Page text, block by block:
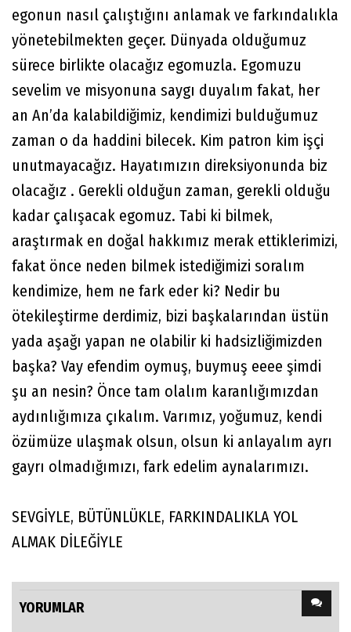
egonun nasıl çalıştığını anlamak ve farkındalıkla
yönetebilmekten geçer. Dünyada olduğumuz
sürece birlikte olacağız egomuzla. Egomuzu
sevelim ve misyonuna saygı duyalım fakat, her
an An’da kalabildiğimiz, kendimizi bulduğumuz
zaman o da haddini bilecek. Kim patron kim işçi
unutmayacağız. Hayatımızın direksiyonunda biz
olacağız . Gerekli olduğun zaman, gerekli olduğu
kadar çalışacak egomuz. Tabi ki bilmek,
araştırmak en doğal hakkımız merak ettiklerimizi,
fakat önce neden bilmek istediğimizi soralım
kendimize, hem ne fark eder ki? Nedir bu
ötekileştirme derdimiz, bizi başkalarından üstün
yada aşağı yapan ne olabilir ki hadsizliğimizden
başka? Vay efendim oymuş, buymuş eeee şimdi
şu an nesin? Önce tam olalım karanlığımızdan
aydınlığımıza çıkalım. Varımız, yoğumuz, kendi
özümüze ulaşmak olsun, olsun ki anlayalım ayrı
gayrı olmadığımızı, fark edelim aynalarımızı.
SEVGİYLE, BÜTÜNLÜKLE, FARKINDALIKLA YOL
ALMAK DİLEĞİYLE
YORUMLAR